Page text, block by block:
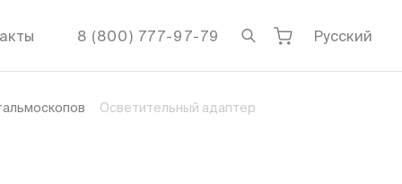
8 (800) 777-97-79 Русский
Осветительный адаптер